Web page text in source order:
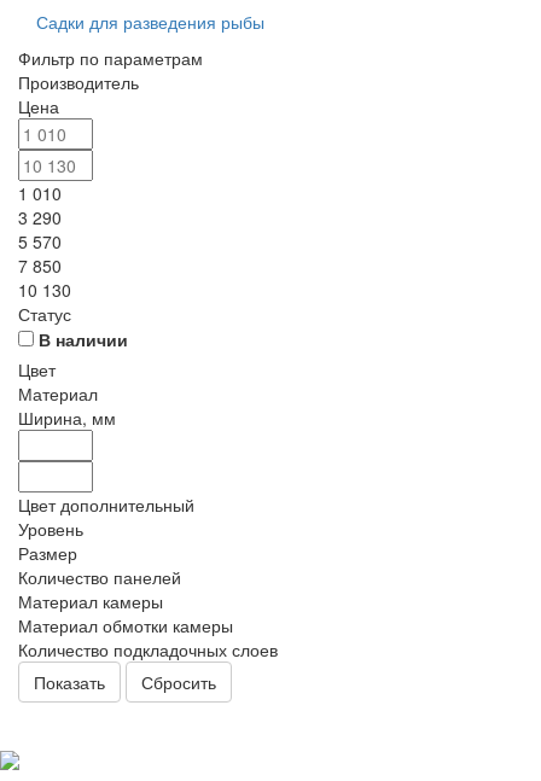
Садки для разведения рыбы
Фильтр по параметрам
Производитель
Цена
1 010
3 290
5 570
7 850
10 130
Статус
В наличии
Цвет
Материал
Ширина, мм
Цвет дополнительный
Уровень
Размер
Количество панелей
Материал камеры
Материал обмотки камеры
Количество подкладочных слоев
Сбросить